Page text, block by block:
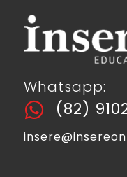
Whatsapp:
(82)